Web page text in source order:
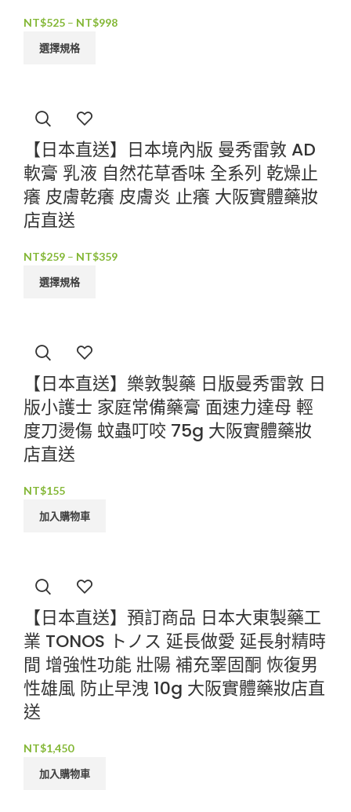
NT$525 – NT$998
選擇規格
【日本直送】日本境內版 曼秀雷敦 AD
軟膏 乳液 自然花草香味 全系列 乾燥止
癢 皮膚乾癢 皮膚炎 止癢 大阪實體藥妝
店直送
NT$259 – NT$359
選擇規格
【日本直送】樂敦製藥 日版曼秀雷敦 日
版小護士 家庭常備藥膏 面速力達母 輕
度刀燙傷 蚊蟲叮咬 75g 大阪實體藥妝
店直送
NT$155
加入購物車
【日本直送】預訂商品 日本大東製藥工
業 TONOS トノス 延長做愛 延長射精時
間 增強性功能 壯陽 補充睪固酮 恢復男
性雄風 防止早洩 10g 大阪實體藥妝店直
送
NT$1,450
加入購物車